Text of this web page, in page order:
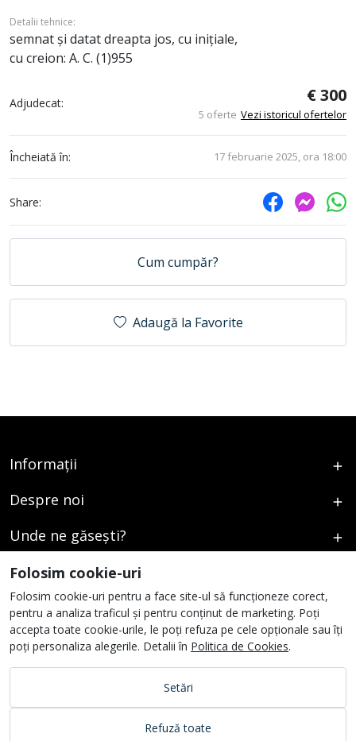
Detalii tehnice:
semnat și datat dreapta jos, cu inițiale,
cu creion: A. C. (1)955
Adjudecat: € 300
5 oferte Vezi istoricul ofertelor
Încheiată în: 17 februarie 2025, ora 18:00
Share:
Cum cumpăr?
Adaugă la Favorite
Informații
Despre noi
Unde ne găsești?
Urmați-ne
Folosim cookie-uri
Folosim cookie-uri pentru a face site-ul să funcționeze corect,
pentru a analiza traficul și pentru conținut de marketing. Poți
accepta toate cookie-urile, le poți refuza pe cele opționale sau îți
poți personaliza alegerile. Detalii în Politica de Cookies.
Setări
Refuză toate